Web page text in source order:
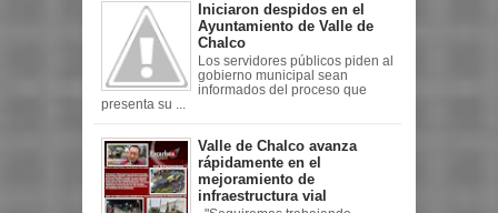
Iniciaron despidos en el
Ayuntamiento de Valle de
Chalco
Los servidores públicos piden al
gobierno municipal sean
informados del proceso que
presenta su ...
Valle de Chalco avanza
rápidamente en el
mejoramiento de
infraestructura vial